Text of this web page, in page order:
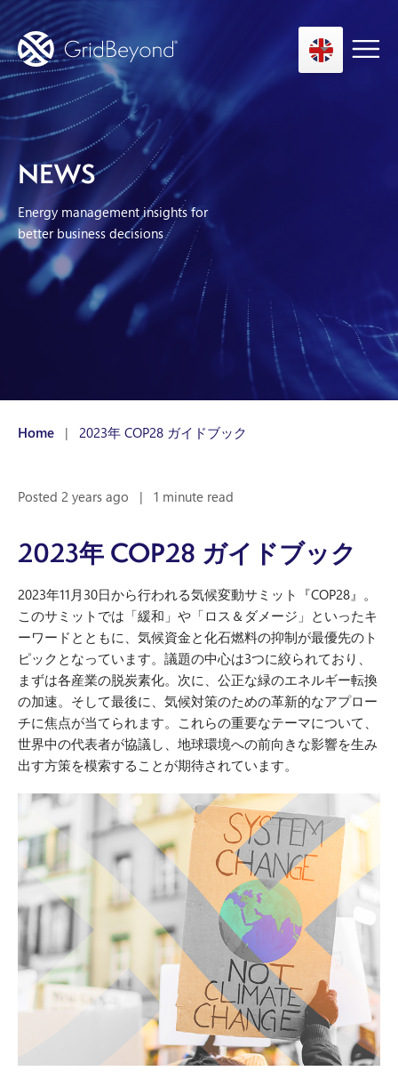
Asset Owner FTM
Energy User BTM
Technology
Insights
About us
NEWS
Energy management insights for
better business decisions
Home | 2023年 COP28 ガイドブック
Posted 2 years ago | 1 minute read
2023年 COP28 ガイドブック
2023年11月30日から行われる気候変動サミット『COP28』。
このサミットでは「緩和」や「ロス＆ダメージ」といったキ
ーワードとともに、気候資金と化石燃料の抑制が最優先のト
ピックとなっています。議題の中心は3つに絞られており、
まずは各産業の脱炭素化。次に、公正な緑のエネルギー転換
の加速。そして最後に、気候対策のための革新的なアプロー
チに焦点が当てられます。これらの重要なテーマについて、
世界中の代表者が協議し、地球環境への前向きな影響を生み
出す方策を模索することが期待されています。